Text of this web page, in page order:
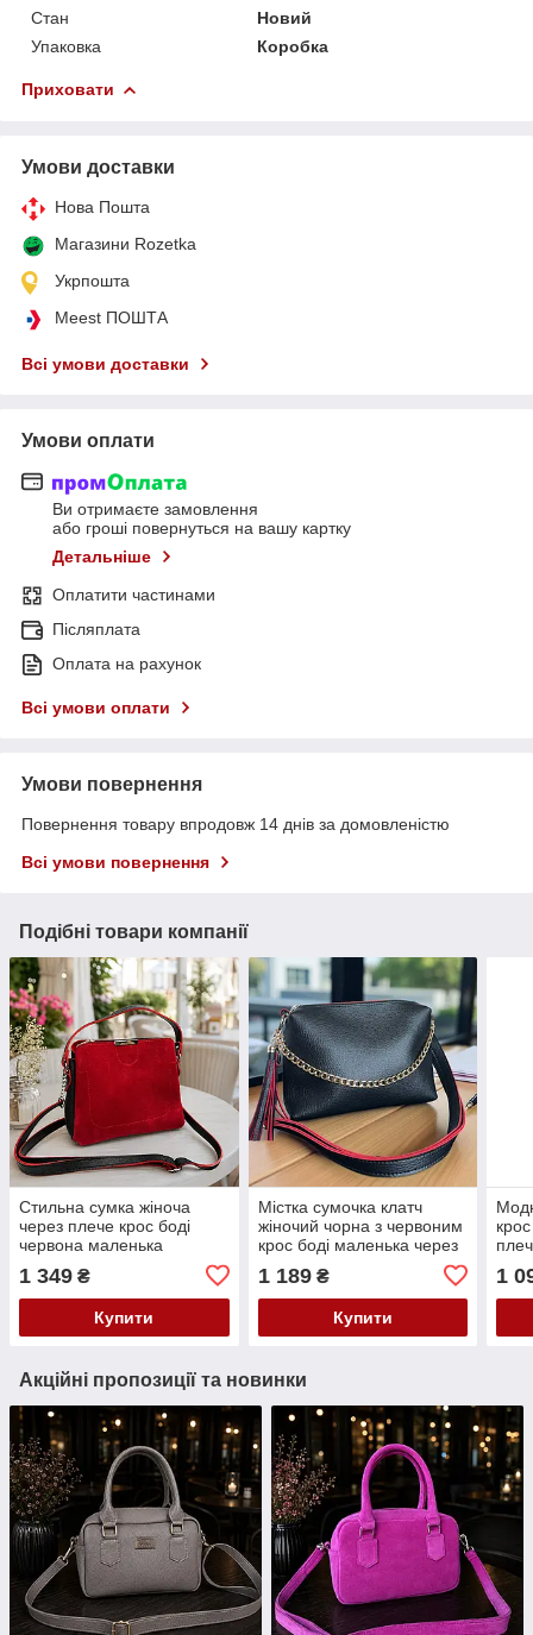
Стан
Новий
Упаковка
Коробка
Приховати
Умови доставки
Нова Пошта
Магазини Rozetka
Укрпошта
Meest ПОШТА
Всі умови доставки
Умови оплати
Ви отримаєте замовлення
або гроші повернуться на вашу картку
Детальніше
Оплатити частинами
Післяплата
Оплата на рахунок
Всі умови оплати
Умови повернення
Повернення товару впродовж 14 днів за домовленістю
Всі умови повернення
Подібні товари компанії
Стильна сумка жіноча
через плече крос боді
червона маленька
24х20х10см
1 349 ₴
Купити
Містка сумочка клатч
жіночий чорна з червоним
крос боді маленька через
1 189₴
Купити
1
Акційні пропозиції та новинки